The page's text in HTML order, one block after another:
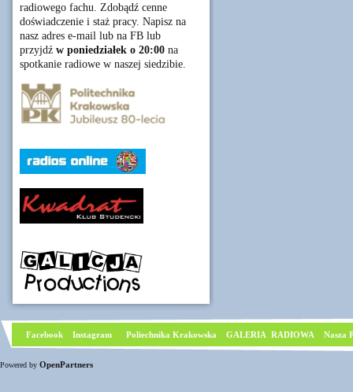
radiowego fachu. Zdobądź cenne
doświadczenie i staż pracy. Napisz na
nasz adres e-mail lub na FB lub
przyjdź w poniedziałek o 20:00 na
spotkanie radiowe w naszej siedzibie.
Facebook Instagram Poliechnika Krakowska GALERIA RADIOWA Nasza
Powered by OpenPartners